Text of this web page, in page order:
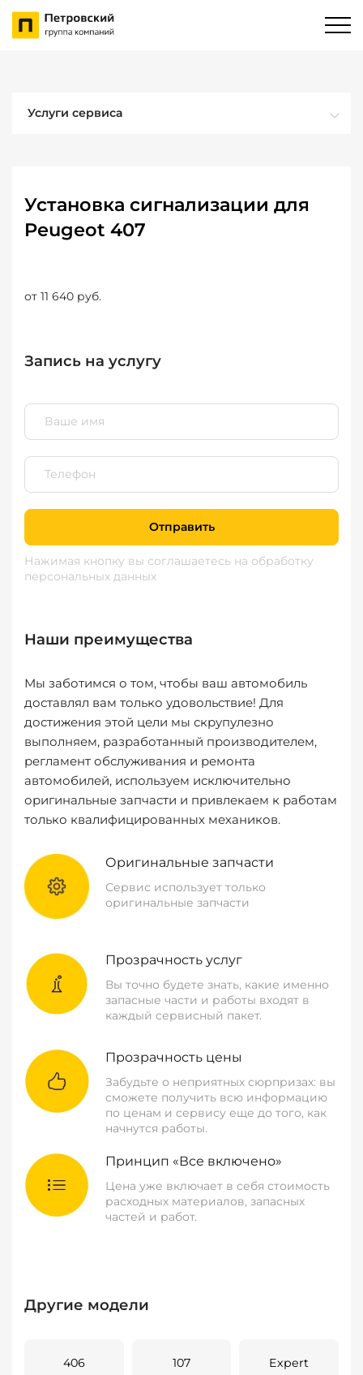
Услуги сервиса
Установка сигнализации для
Peugeot 407
от 11 640 руб.
Запись на услугу
Отправить
Нажимая кнопку вы соглашаетесь на обработку
персональных данных
Наши преимущества
Мы заботимся о том, чтобы ваш автомобиль
доставлял вам только удовольствие! Для
достижения этой цели мы скрупулезно
выполняем, разработанный производителем,
регламент обслуживания и ремонта
автомобилей, используем исключительно
оригинальные запчасти и привлекаем к работам
только квалифицированных механиков.
Оригинальные запчасти
Сервис использует только
оригинальные запчасти
Прозрачность услуг
Вы точно будете знать, какие именно
запасные части и работы входят в
каждый сервисный пакет.
Прозрачность цены
Забудьте о неприятных сюрпризах: вы
сможете получить всю информацию
по ценам и сервису еще до того, как
начнутся работы.
Принцип «Все включено»
Цена уже включает в себя стоимость
расходных материалов, запасных
частей и работ.
Другие модели
406 107 Expert